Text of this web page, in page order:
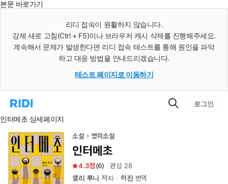
본문 바로가기
리디 접속이 원활하지 않습니다.
강제 새로 고침(Ctrl + F5)이나 브라우저 캐시 삭제를 진행해주세요.
계속해서 문제가 발생한다면 리디 접속 테스트를 통해 원인을 파악
하고 대응 방법을 안내드리겠습니다.
테스트 페이지로 이동하기
리
홈
로
이
동
검
로그인
인터메초 상세페이지
소설 영미소설
인터메초
4.3 (6) 관심 28
샐리 루니 저자 허진 번역